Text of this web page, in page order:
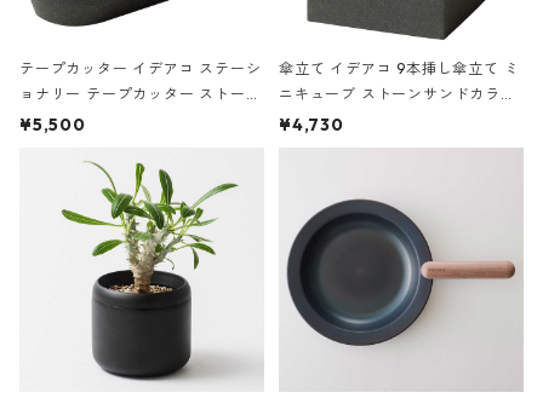
テープカッター イデアコ ステーシ
ョナリー テープカッター ストーン
サンドカラー 石調 ideaco Station
¥5,500
傘立て イデアコ 9本挿し傘立て ミ
ニキューブ ストーンサンドカラー
石調 ideaco Umbrella Stand CUB
E ストーンサンドブラック
¥4,730